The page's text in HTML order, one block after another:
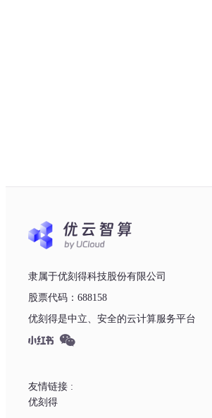
隶属于优刻得科技股份有限公司
股票代码：688158
优刻得是中立、安全的云计算服务平台
友情链接 :
优刻得